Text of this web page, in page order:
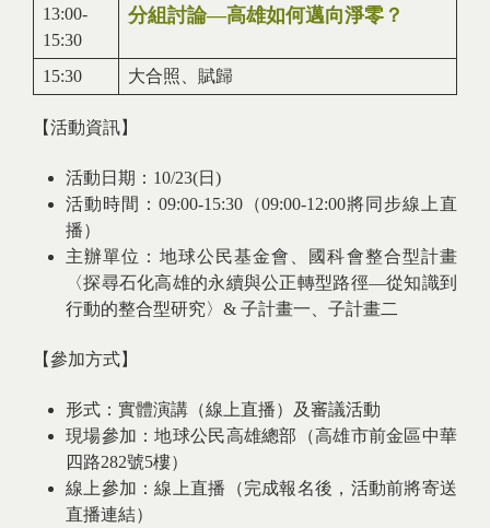
13:00-
15:30
分組討論—高雄如何邁向淨零？
15:30 大合照、賦歸
【活動資訊】
活動日期：10/23(日)
活動時間：09:00-15:30（09:00-12:00將同步線上直
播）
主辦單位：地球公民基金會、國科會整合型計畫
〈探尋石化高雄的永續與公正轉型路徑—從知識到
行動的整合型研究〉& 子計畫一、子計畫二
【參加方式】
形式：實體演講（線上直播）及審議活動
現場參加：地球公民高雄總部（高雄市前金區中華
四路282號5樓）
線上參加：線上直播（完成報名後，活動前將寄送
直播連結）